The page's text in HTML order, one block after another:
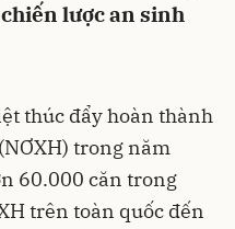
lược an sinh
thúc đẩy hoàn thành
trong năm
60.000 căn trong
trên toàn quốc đến